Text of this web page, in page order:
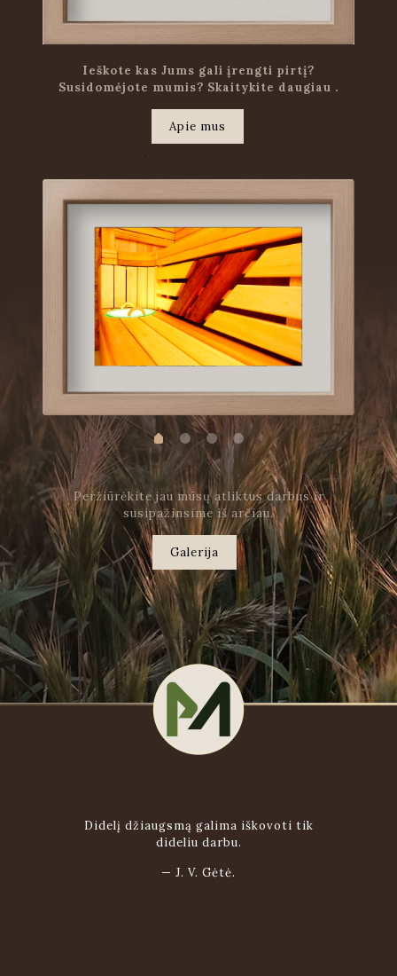
Ieškote kas Jums gali įrengti pirtį?
Susidomėjote mumis? Skaitykite daugiau .
.
Apie mus
Peržiūrėkite jau mūsų atliktus darbus ir
susipažinsime iš arčiau.
Galerija
Didelį džiaugsmą galima iškovoti tik
dideliu darbu.
— J. V. Gėtė.